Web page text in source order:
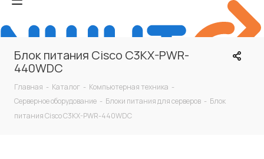
Блок питания Cisco C3KX-PWR-
440WDC
Главная - Каталог - Компьютерная техника -
Серверное оборудование - Блоки питания для серверов - Блок
питания Cisco C3KX-PWR-440WDC